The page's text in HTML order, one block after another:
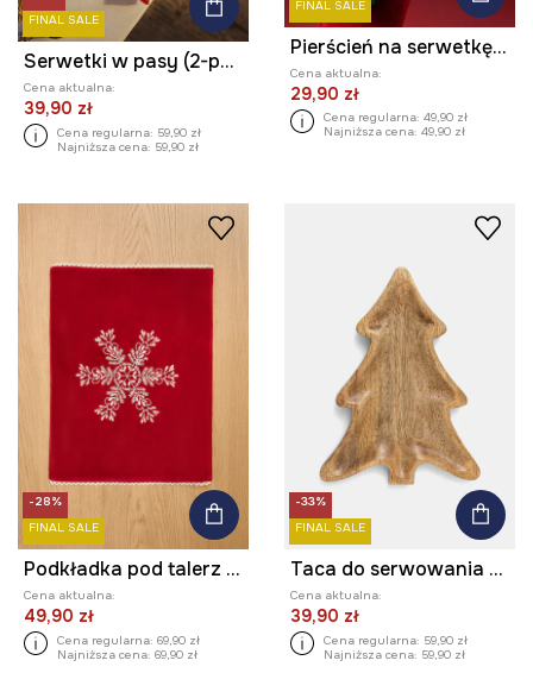
FINAL SALE
Serwetki w pasy (2-pack)
Cena aktualna:
39,90 zł
Cena regularna: 59,90 zł
Najniższa cena: 59,90 zł
FINAL SALE
Pierścień na serwetkę - świąteczna choinka (2-pack)
Cena aktualna:
29,90 zł
Cena regularna: 49,90 zł
Najniższa cena: 49,90 zł
-28%
FINAL SALE
Podkładka pod talerz świąteczna 35 x 45 cm (2-pack)
Cena aktualna:
49,90 zł
Cena regularna: 69,90 zł
Najniższa cena: 69,90 zł
-33%
FINAL SALE
Taca do serwowania drewniana - choinka
Cena aktualna:
39,90 zł
Cena regularna: 59,90 zł
Najniższa cena: 59,90 zł